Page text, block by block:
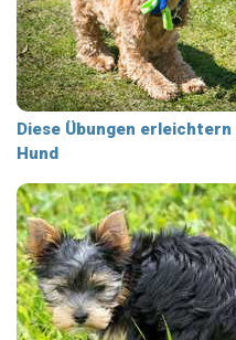
Diese Übungen
Hund